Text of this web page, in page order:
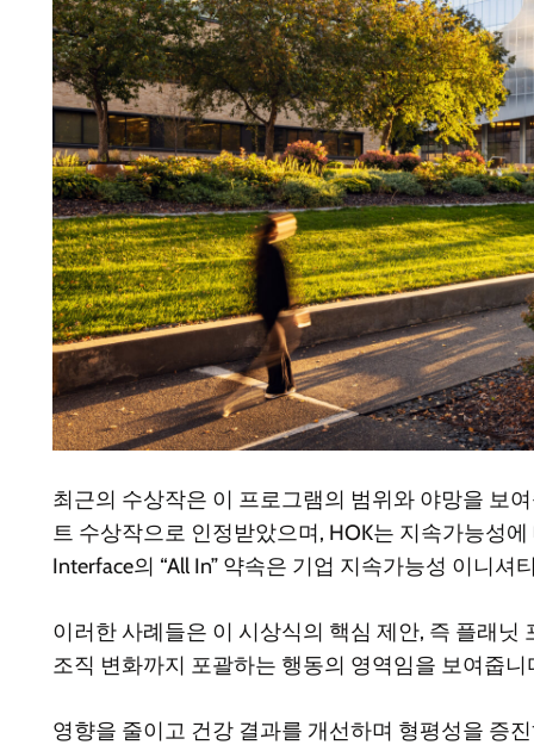
최근의 수상작은 이 프로그램의 범위와 야망을 보
트 수상작으로 인정받았으며, HOK는 지속가능성
Interface의 “All In” 약속은 기업 지속가능성 이니셔
이러한 사례들은 이 시상식의 핵심 제안, 즉 플래
조직 변화까지 포괄하는 행동의 영역임을 보여줍니
영향을 줄이고 건강 결과를 개선하며 형평성을 증